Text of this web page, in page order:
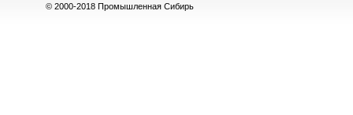
© 2000-2018 Промышленная Сибирь